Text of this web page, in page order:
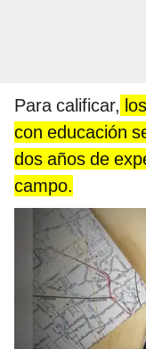
Para calificar,
con educación
dos años de
campo.